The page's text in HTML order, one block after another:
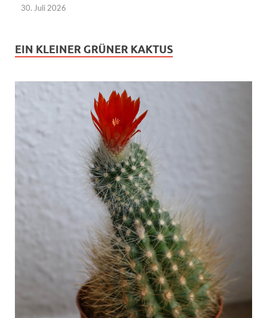
30. Juli 2026
EIN KLEINER GRÜNER KAKTUS